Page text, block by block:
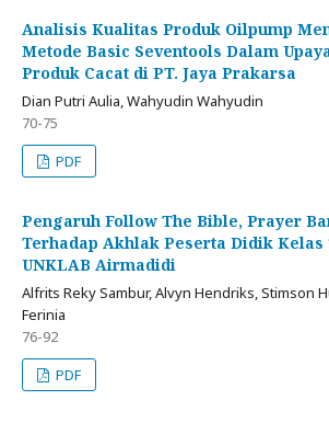
Analisis Kualitas Produk Oilpump
Metode Basic Seventools Dalam
Produk Cacat di PT. Jaya Prakarsa
Dian Putri Aulia, Wahyudin Wahyudin
70-75
PDF
Pengaruh Follow The Bible, Prayer
Terhadap Akhlak Peserta Didik Kelas
UNKLAB Airmadidi
Alfrits Reky Sambur, Alvyn Hendriks, Stimson
Ferinia
76-92
PDF